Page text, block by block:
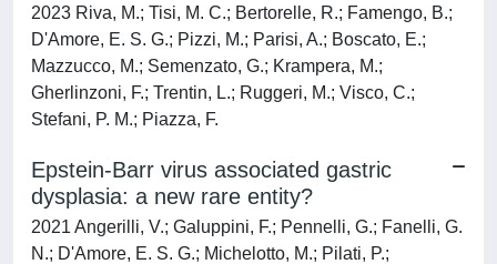
2023 Riva, M.; Tisi, M. C.; Bertorelle, R.; Famengo, B.;
D'Amore, E. S. G.; Pizzi, M.; Parisi, A.; Boscato, E.;
Mazzucco, M.; Semenzato, G.; Krampera, M.;
Gherlinzoni, F.; Trentin, L.; Ruggeri, M.; Visco, C.;
Stefani, P. M.; Piazza, F.
Epstein-Barr virus associated gastric
dysplasia: a new rare entity?
2021 Angerilli, V.; Galuppini, F.; Pennelli, G.; Fanelli, G.
N.; D'Amore, E. S. G.; Michelotto, M.; Pilati, P.;